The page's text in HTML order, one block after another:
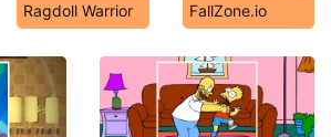
Ragdoll Warrior FallZone.io